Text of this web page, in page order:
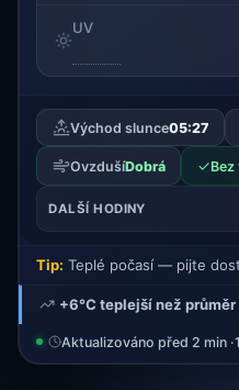
UV
Východ slunce05:27
OvzdušíDobrá ✓
DALŠÍ HODINY
Tip: Teplé počasí — pijte
+6°C teplejší než průměr
Aktualizováno před 2 min ·